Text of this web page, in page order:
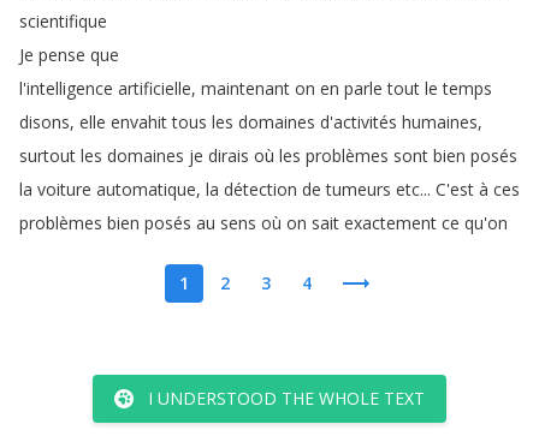
scientifique
Je pense que
l'intelligence artificielle, maintenant on en parle tout le temps
disons, elle envahit tous les domaines d'activités humaines,
surtout les domaines je dirais où les problèmes sont bien posés
la voiture automatique, la détection de tumeurs etc... C'est à ces
problèmes bien posés au sens où on sait exactement ce qu'on
1 2 3 4
I UNDERSTOOD THE WHOLE TEXT